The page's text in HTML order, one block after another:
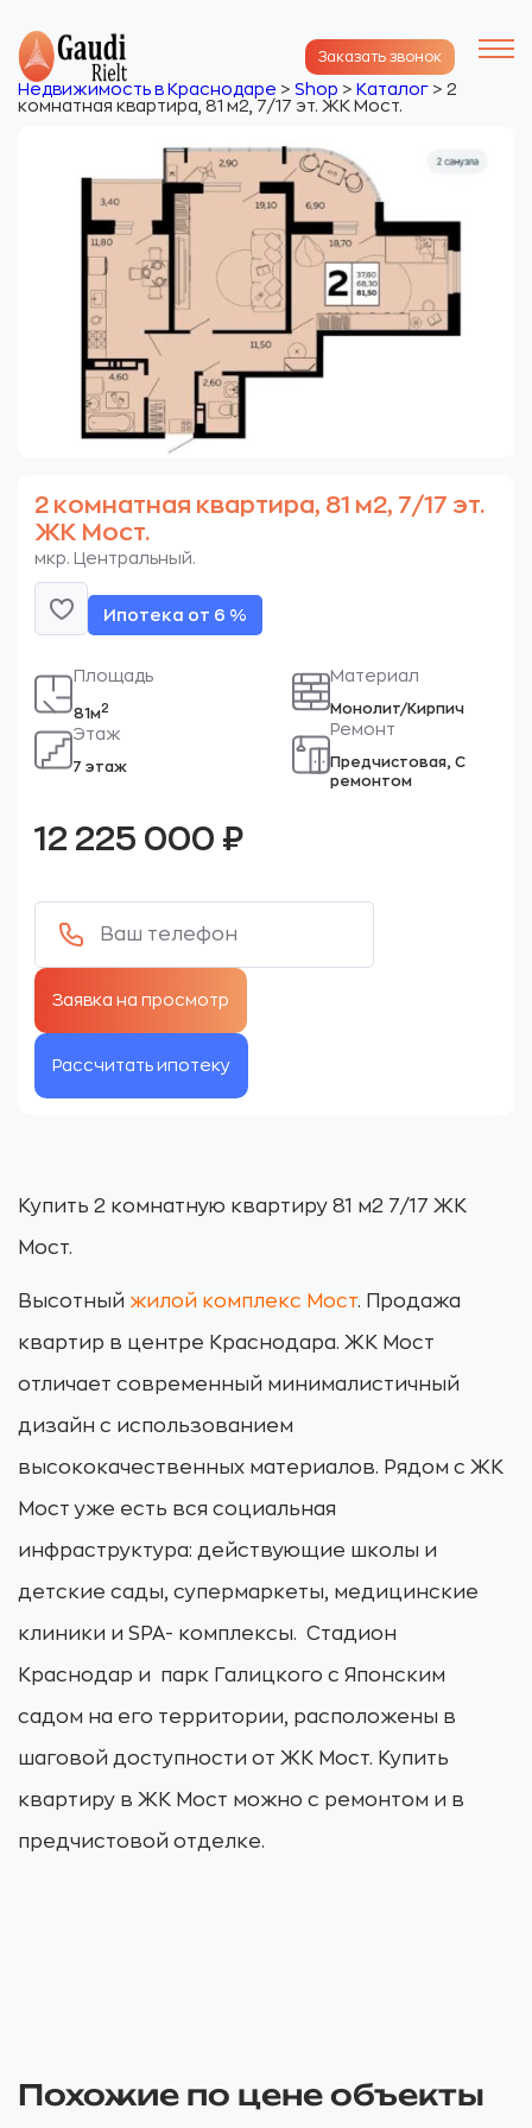
Заказать звонок
Недвижимость в Краснодаре > Shop > Каталог > 2
комнатная квартира, 81 м2, 7/17 эт. ЖК Мост.
2 комнатная квартира, 81 м2, 7/17 эт.
ЖК Мост.
мкр. Центральный.
Ипотека от 6 %
Площадь
81м2
Этаж
7 этаж
Материал
Монолит/Кирпич
Ремонт
Предчистовая, С
ремонтом
12 225 000 ₽
Рассчитать ипотеку
Купить 2 комнатную квартиру 81 м2 7/17 ЖК
Мост.
Высотный жилой комплекс Мост. Продажа
квартир в центре Краснодара. ЖК Мост
отличает современный минималистичный
дизайн с использованием
высококачественных материалов. Рядом с ЖК
Мост уже есть вся социальная
инфраструктура: действующие школы и
детские сады, супермаркеты, медицинские
клиники и SPA- комплексы. Стадион
Краснодар и парк Галицкого с Японским
садом на его территории, расположены в
шаговой доступности от ЖК Мост. Купить
квартиру в ЖК Мост можно с ремонтом и в
предчистовой отделке.
Похожие по цене объекты